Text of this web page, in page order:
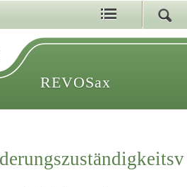
REVOSax